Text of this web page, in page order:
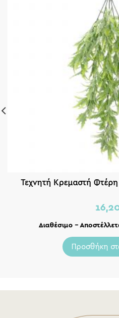
Τεχνητή Κρεμαστή
Διαθέσιμο –
Προσθήκη